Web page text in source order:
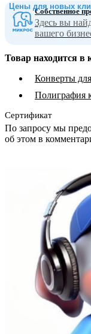
Цены для новых
Собственное
Здесь вы
вашего
Товар находится в
Конверты
Полиграфия
Сертификат
По запросу мы
об этом в